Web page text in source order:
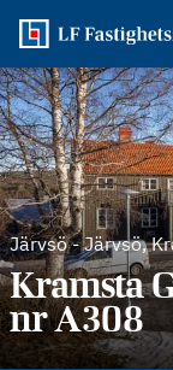
Järvsö-Järvsö,
Kramsta
nr A308